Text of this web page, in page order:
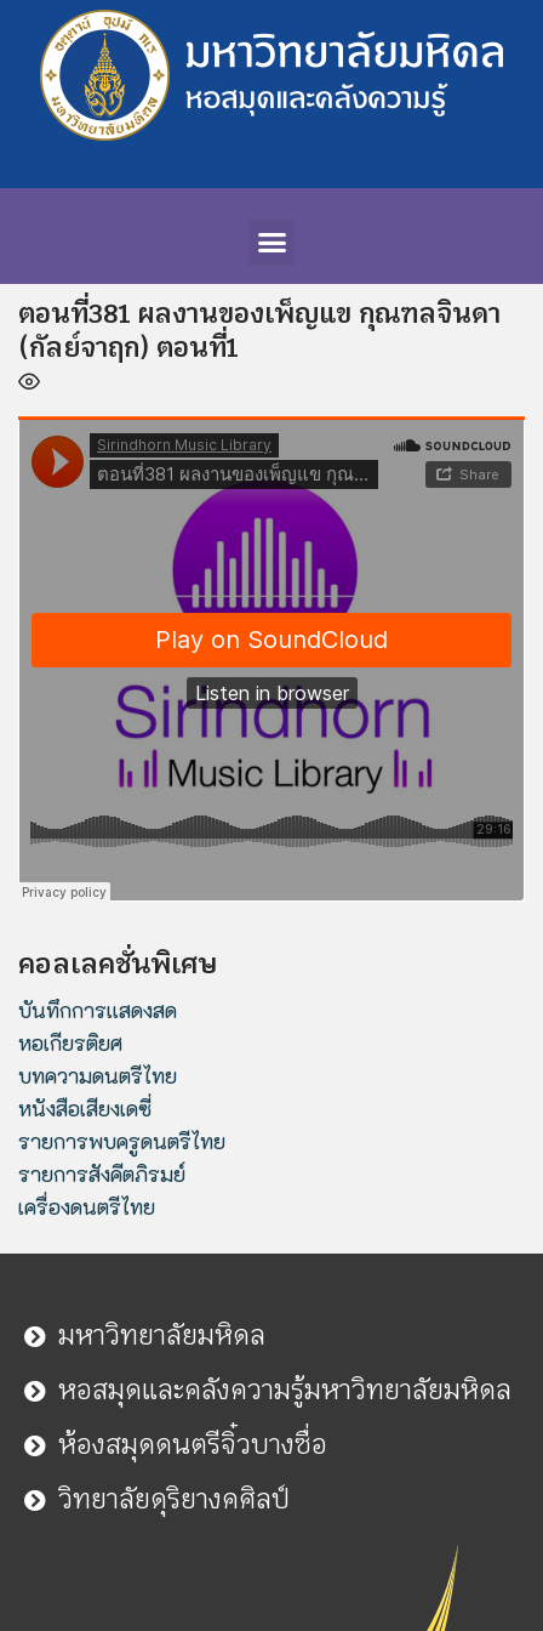
ตอนที่381 ผลงานของเพ็ญแข กุณฑลจินดา
(กัลย์จาฤก) ตอนที่1
คอลเลคชั่นพิเศษ
บันทึกการแสดงสด
หอเกียรติยศ
บทความดนตรีไทย
หนังสือเสียงเดซี่
รายการพบครูดนตรีไทย
รายการสังคีตภิรมย์
เครื่องดนตรีไทย
มหาวิทยาลัยมหิดล
หอสมุดและคลังความรู้มหาวิทยาลัยมหิดล
ห้องสมุดดนตรีจิ๋วบางซื่อ
วิทยาลัยดุริยางคศิลป์